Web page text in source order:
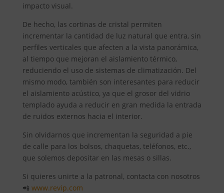
impacto visual.
De hecho, las cortinas de cristal permiten
incrementar la cantidad de luz natural que entra, sin
perfiles verticales que afecten a la vista panorámica,
al tiempo que mejoran el aislamiento térmico,
reduciendo el uso de sistemas de climatización. Del
mismo modo, también son interesantes para reducir
el aislamiento acústico, ya que el grosor del vidrio
templado ayuda a reducir en gran medida la entrada
de ruidos externos hacia el interior.
Sin olvidarnos que incrementan la seguridad a pie
de calle para los bolsos, chaquetas, teléfonos, etc.,
que solemos depositar en las mesas o sillas.
Si quieres unirte a la patronal, contacta con nosotros
📲 www.revip.com